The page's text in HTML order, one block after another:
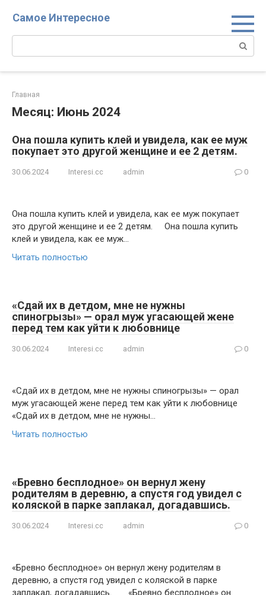
Самое Интересное
Поиск:
Главная
Месяц: Июнь 2024
Она пошла купить клей и увидела, как ее муж
покупает это другой женщине и ее 2 детям.
30.06.2024 Interesi.cc admin 0
Она пошла купить клей и увидела, как ее муж покупает
это другой женщине и ее 2 детям. Она пошла купить
клей и увидела, как ее муж…
Читать полностью
«Сдай их в детдом, мне не нужны
спиногрызы» — орал муж угасающей жене
перед тем как уйти к любовнице
30.06.2024 Interesi.cc admin 0
«Сдай их в детдом, мне не нужны спиногрызы» — орал
муж угасающей жене перед тем как уйти к любовнице
«Сдай их в детдом, мне не нужны…
Читать полностью
«Бревно бесплодное» он вернул жену
родителям в деревню, а спустя год увидел с
коляской в парке заплакал, догадавшись.
30.06.2024 Interesi.cc admin 0
«Бревно бесплодное» он вернул жену родителям в
деревню, а спустя год увидел с коляской в парке
заплакал, догадавшись. «Бревно бесплодное» он